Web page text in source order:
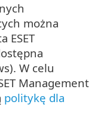
można
ESET
W celu
Management
politykę dla